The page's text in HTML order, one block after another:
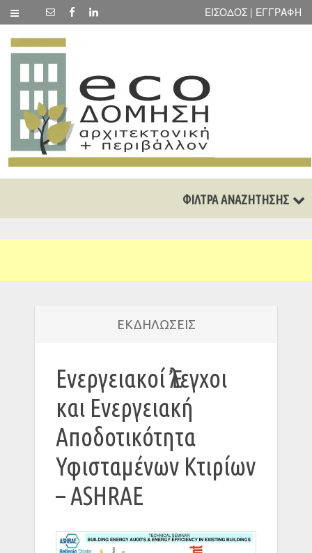
ΕΙΣΟΔΟΣ | ΕΓΓΡΑΦΗ
ΦΙΛΤΡΑ ΑΝΑΖΗΤΗΣΗΣ
ΕΚΔΗΛΩΣΕΙΣ
Ενεργειακοί Ἐλεγχοι
και Ενεργειακή
Αποδοτικότητα
Υφισταμένων Κτιρίων
– ASHRAE